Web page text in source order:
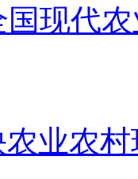
国现代
业农